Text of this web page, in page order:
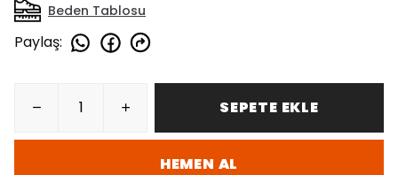
Beden Tablosu
Paylaş:
SEPETE EKLE
HEMEN AL